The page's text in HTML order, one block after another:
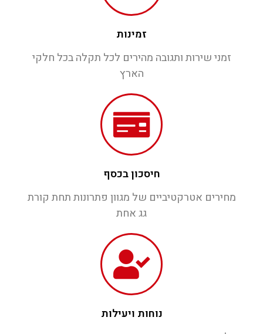
זמינות
זמני שירות ותגובה מהירים לכל תקלה בכל חלקי
הארץ
חיסכון בכסף
מחירים אטרקטיביים של מגוון פתרונות תחת קורת
גג אחת
נוחות ויעילות